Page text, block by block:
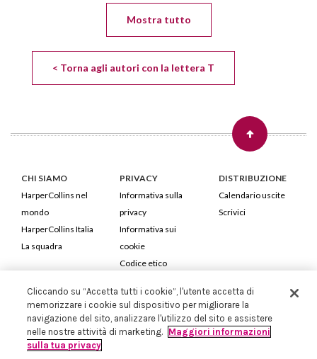
Mostra tutto
< Torna agli autori con la lettera T
CHI SIAMO
HarperCollins nel
mondo
HarperCollins Italia
La squadra
PRIVACY
Informativa sulla
privacy
Informativa sui
cookie
Codice etico
DISTRIBUZIONE
Calendario uscite
Scrivici
HarperCollins Italia S.p.A. Viale Monte Nero, 84 - 20135 Milano
Cod. Fiscale e P.IVA 05946780151 - Capitale Sociale 258.250 €
Iscritta in Milano al Registro delle imprese nr.198004 e REA nr.1051898
Cliccando su “Accetta tutti i cookie”, l'utente accetta di
memorizzare i cookie sul dispositivo per migliorare la
navigazione del sito, analizzare l'utilizzo del sito e assistere
nelle nostre attività di marketing. Maggiori informazioni
sulla tua privacy